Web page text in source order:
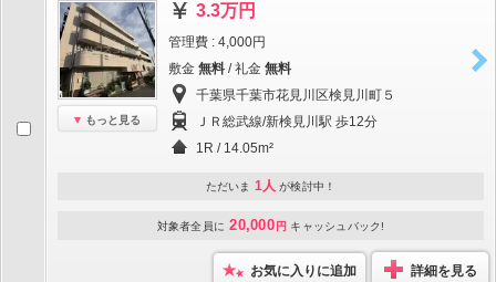
もっと見る
3.3万円
管理費 : 4,000円
敷金 無料 / 礼金 無料
千葉県千葉市花見川区検見川町５
ＪＲ総武線/新検見川駅 歩12分
1R / 14.05m²
ただいま 1人 が検討中！
対象者全員に 20,000 円 キャッシュバック!
お気に入りに追加 詳細を見る